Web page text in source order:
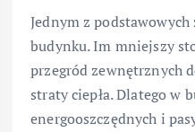
Jednym z
budynku. Im mniejszy
przegród zewnętrznych
straty ciepła. Dlatego w
energooszczędnych i